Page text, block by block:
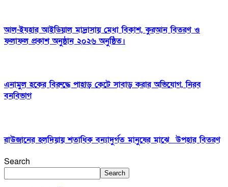
আল-ইযহার আইডিয়াল মাদ্রাসায় মেধা বিকাশ, কুরআন বিতরণ ও
ফলাফল প্রকাশ অনুষ্ঠান ২০২৬ অনুষ্ঠিত।
এনামুল হকের বিরুদ্ধে পাহাড় কেটে সাবাড় করার অভিযোগ, নিরব
বনবিভাগ
রাউজানের হলদিয়ায় শতাধিক বন্যাদুর্গত মানুষের মাঝে উপহার বিতরণ
Search
Search